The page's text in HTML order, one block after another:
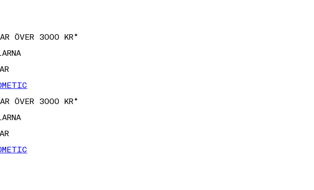
ÖVER 3000 KR*
ÖVER 3000 KR*